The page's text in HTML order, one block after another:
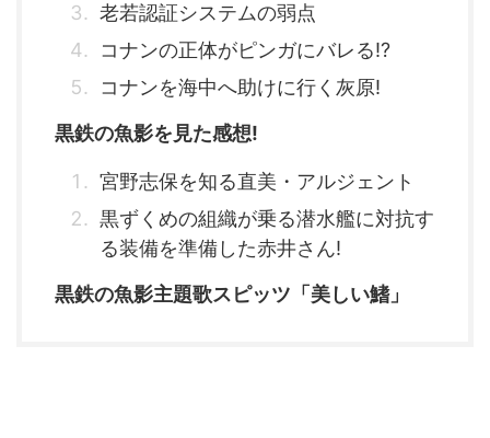
老若認証システムの弱点
コナンの正体がピンガにバレる!?
コナンを海中へ助けに行く灰原!
黒鉄の魚影を見た感想!
宮野志保を知る直美・アルジェント
黒ずくめの組織が乗る潜水艦に対抗す
る装備を準備した赤井さん!
黒鉄の魚影主題歌スピッツ「美しい鰭」